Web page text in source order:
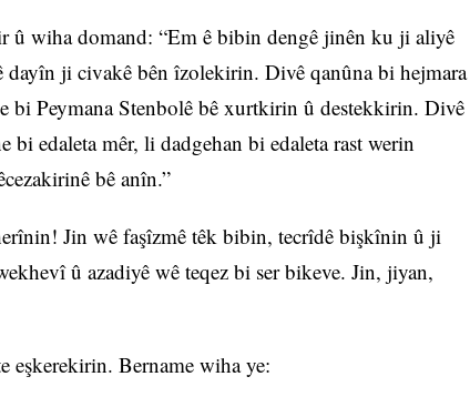
û wiha domand: “Em ê bibin dengê jinên ku ji aliyê
dayîn ji civakê bên îzolekirin. Divê qanûna bi hejmara
bi Peymana Stenbolê bê xurtkirin û destekkirin. Divê
edaleta mêr, li dadgehan bi edaleta rast werin
bê anîn.”
Jin wê faşîzmê têk bibin, tecrîdê bişkînin û ji
û azadiyê wê teqez bi ser bikeve. Jin, jiyan,
eşkerekirin. Bername wiha ye: